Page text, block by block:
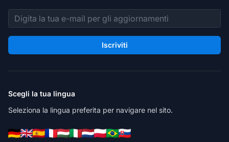
Indirizzo email
Iscriviti
Scegli la tua lingua
Seleziona la lingua preferita per navigare nel sito.